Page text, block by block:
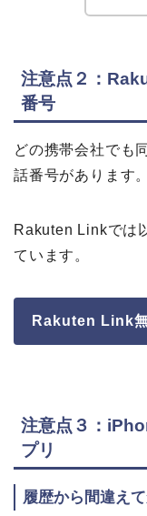
注意点２：
番号
どの携帯会社でも
話番号があります。
Rakuten Linkでは
ています。
Rakuten Link
注意点３：
プリ
履歴から間違え